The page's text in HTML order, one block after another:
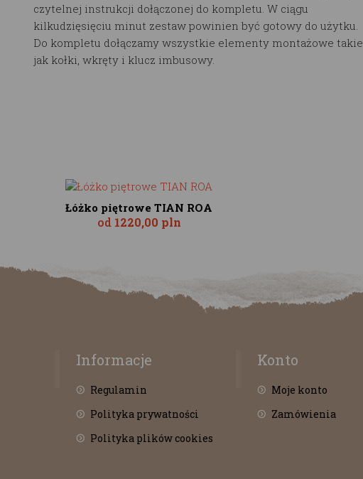
czytelnej instrukcji dołączonej do kompletu. W ciągu
kilkudzięsięciu minut zestaw powinien być gotowy do użytku.
Do kompletu dołączamy wszystkie elementy montażowe takie
jak kołki, wkręty i klucz imbusowy.
Łóżko piętrowe TIAN ROA
od 1220,00 pln
Informacje
Regulamin
Polityka prywatności
Polityka plików cookies
Konto
Moje konto
Zamówienia